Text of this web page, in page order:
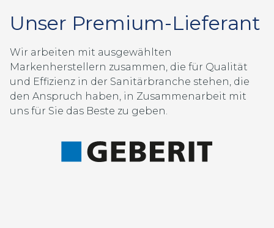
Unser Premium-Lieferant
Wir arbeiten mit ausgewählten
Markenherstellern zusammen, die für Qualität
und Effizienz in der Sanitärbranche stehen, die
den Anspruch haben, in Zusammenarbeit mit
uns für Sie das Beste zu geben.